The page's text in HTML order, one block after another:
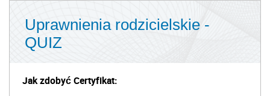
Uprawnienia rodzicielskie -
QUIZ
Jak zdobyć Certyfikat: